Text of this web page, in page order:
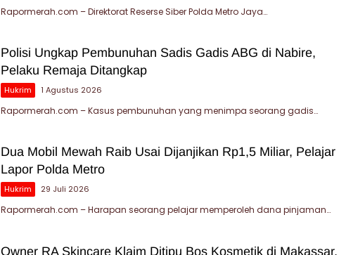
Rapormerah.com – Direktorat Reserse Siber Polda Metro Jaya…
Polisi Ungkap Pembunuhan Sadis Gadis ABG di Nabire,
Pelaku Remaja Ditangkap
Hukrim 1 Agustus 2026
Rapormerah.com – Kasus pembunuhan yang menimpa seorang gadis…
Dua Mobil Mewah Raib Usai Dijanjikan Rp1,5 Miliar, Pelajar
Lapor Polda Metro
Hukrim 29 Juli 2026
Rapormerah.com – Harapan seorang pelajar memperoleh dana pinjaman…
Owner RA Skincare Klaim Ditipu Bos Kosmetik di Makassar,